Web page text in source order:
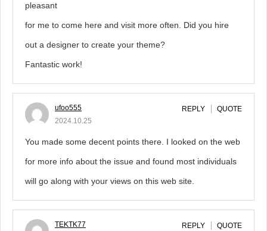
pleasant
for me to come here and visit more often. Did you hire
out a designer to create your theme?
Fantastic work!
ufoo555
2024.10.25
REPLY QUOTE
You made some decent points there. I looked on the web
for more info about the issue and found most individuals
will go along with your views on this web site.
TEKTK77
REPLY QUOTE